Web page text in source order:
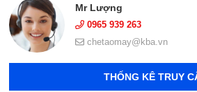
Mr Lượng
0965 939 263
chetaomay@kba.vn
THỐNG KÊ TRUY